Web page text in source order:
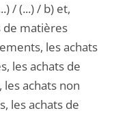
/ (...) / b) et,
de matières
les achats
les achats de
achats non
les achats de